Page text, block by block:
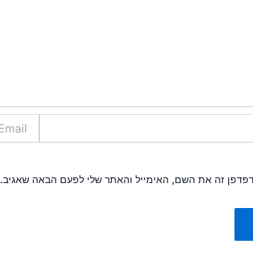
זה את השם, האימייל והאתר שלי לפעם הבאה שאגיב.